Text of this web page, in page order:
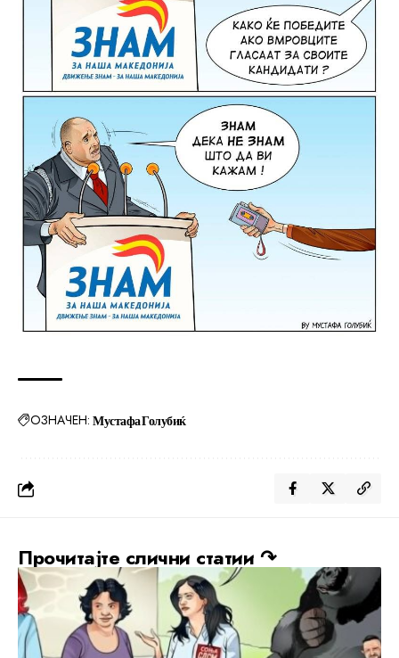
ОЗНАЧЕН: Мустафа Голубиќ
Прочитајте слични статии ↷